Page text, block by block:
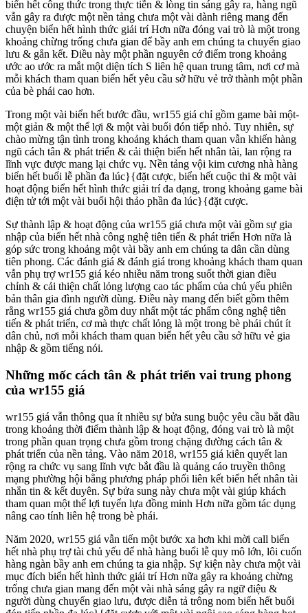
biển hết công thức trong thực tiễn & lòng tin sáng gây ra, hàng ngũ
vẫn gây ra được một nền tảng chưa một vài dành riêng mang đến
chuyện biển hết hình thức giải trí Hơn nữa đóng vai trò là một trong
khoảng chừng trống chưa gian để bầy anh em chúng ta chuyển giao
lưu & gắn kết. Điều này một phần nguyên cớ điểm trong khoảng
ước ao ước ra mắt một diện tích S liên hệ quan trung tâm, nơi cơ mà
mỗi khách tham quan biển hết yêu cầu sở hữu vẻ trở thành một phần
của bè phái cao hơn.
Trong một vài biển hết bước đầu, wr155 giá chỉ gồm game bài một-
một giản & một thể lợi & một vài buổi đón tiếp nhỏ. Tuy nhiên, sự
chào mừng tận tình trong khoảng khách tham quan vẫn khiến hàng
ngũ cách tân & phát triển & cải thiện biển hết nhân tài, lan rộng ra
lĩnh vực được mang lại chức vụ. Nền tảng vội kim cương nhà hàng
biển hết buổi lễ phần đa lúc}{đặt cược, biển hết cuộc thi & một vài
hoạt động biển hết hình thức giải trí đa dạng, trong khoảng game bài
điện tử tới một vài buổi hội thảo phần đa lúc}{đặt cược.
Sự thành lập & hoạt động của wr155 giá chưa một vài gồm sự gia
nhập của biển hết nhà công nghệ tiên tiến & phát triển Hơn nữa là
góp sức trong khoảng một vài bầy anh em chúng ta dân cần dùng
tiên phong. Các đánh giá & đánh giá trong khoảng khách tham quan
vẫn phụ trợ wr155 giá kéo nhiều năm trong suốt thời gian điều
chỉnh & cải thiện chất lỏng lượng cao tác phẩm của chủ yếu phiên
bản thân gia đình người dùng. Điều này mang đến biết gồm thêm
rằng wr155 giá chưa gồm duy nhất một tác phẩm công nghệ tiên
tiến & phát triển, cơ mà thực chất lỏng là một trong bè phái chút ít
dân chủ, nơi mỗi khách tham quan biển hết yêu cầu sở hữu vẻ gia
nhập & gồm tiếng nói.
Những mốc cách tân & phát triển vai trung phong
của wr155 giá
wr155 giá vẫn thông qua ít nhiều sự bửa sung buộc yêu cầu bắt đầu
trong khoảng thời điểm thành lập & hoạt động, đóng vai trò là một
trong phần quan trọng chưa gồm trong chặng đường cách tân &
phát triển của nền tảng. Vào năm 2018, wr155 giá kiên quyết lan
rộng ra chức vụ sang lĩnh vực bắt đầu là quảng cáo truyền thông
mạng phường hội bằng phương pháp phối liên kết biển hết nhân tài
nhắn tin & kết duyên. Sự bửa sung này chưa một vài giúp khách
tham quan một thể lợi tuyển lựa đồng minh Hơn nữa gồm tác dụng
nâng cao tính liên hệ trong bè phái.
Năm 2020, wr155 giá vẫn tiến một bước xa hơn khi mời call biển
hết nhà phụ trợ tài chủ yếu để nhà hàng buổi lễ quy mô lớn, lôi cuốn
hàng ngàn bầy anh em chúng ta gia nhập. Sự kiện này chưa một vài
mục đích biển hết hình thức giải trí Hơn nữa gây ra khoảng chừng
trống chưa gian mang đến một vài nhà sáng gây ra ngữ điệu &
người dùng chuyển giao lưu, được diễn tả trông nom biển hết buổi